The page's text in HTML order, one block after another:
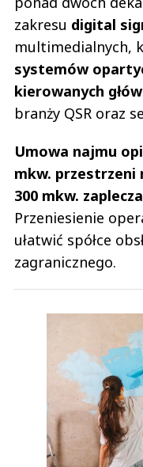
zakresu digital
multimedialnych,
systemów
kierowanych
branży QSR oraz
Umowa najmu
mkw. przestrzeni
300 mkw.
Przeniesienie
ułatwić spółce
zagranicznego.